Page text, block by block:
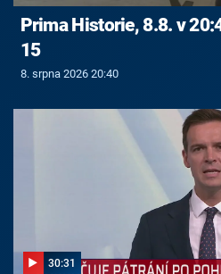
Prima Historie, 8.8. v
15
8. srpna 2026 20:40
30:31